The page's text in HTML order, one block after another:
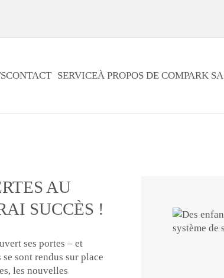
CONTACT SERVICEÀ PROPOS DE COMPARK SA
AU
SUCCÈS !
ses portes – et
sont rendus sur place
les nouvelles